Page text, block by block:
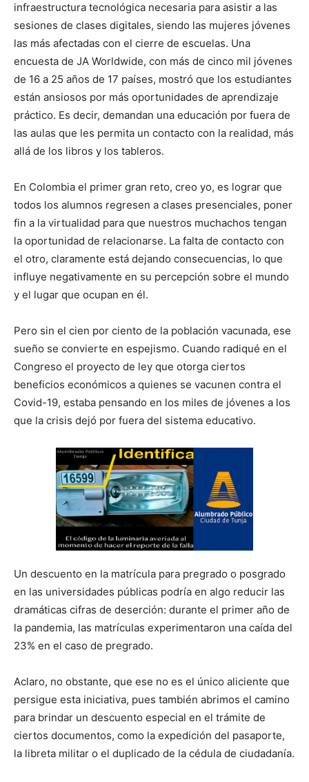
infraestructura tecnológica necesaria para asistir a las
sesiones de clases digitales, siendo las mujeres jóvenes
las más afectadas con el cierre de escuelas. Una
encuesta de JA Worldwide, con más de cinco mil jóvenes
de 16 a 25 años de 17 países, mostró que los estudiantes
están ansiosos por más oportunidades de aprendizaje
práctico. Es decir, demandan una educación por fuera de
las aulas que les permita un contacto con la realidad, más
allá de los libros y los tableros.
En Colombia el primer gran reto, creo yo, es lograr que
todos los alumnos regresen a clases presenciales, poner
fin a la virtualidad para que nuestros muchachos tengan
la oportunidad de relacionarse. La falta de contacto con
el otro, claramente está dejando consecuencias, lo que
influye negativamente en su percepción sobre el mundo
y el lugar que ocupan en él.
Pero sin el cien por ciento de la población vacunada, ese
sueño se convierte en espejismo. Cuando radiqué en el
Congreso el proyecto de ley que otorga ciertos
beneficios económicos a quienes se vacunen contra el
Covid-19, estaba pensando en los miles de jóvenes a los
que la crisis dejó por fuera del sistema educativo.
Un descuento en la matrícula para pregrado o posgrado
en las universidades públicas podría en algo reducir las
dramáticas cifras de deserción: durante el primer año de
la pandemia, las matrículas experimentaron una caída del
23% en el caso de pregrado.
Aclaro, no obstante, que ese no es el único aliciente que
persigue esta iniciativa, pues también abrimos el camino
para brindar un descuento especial en el trámite de
ciertos documentos, como la expedición del pasaporte,
la libreta militar o el duplicado de la cédula de ciudadanía.